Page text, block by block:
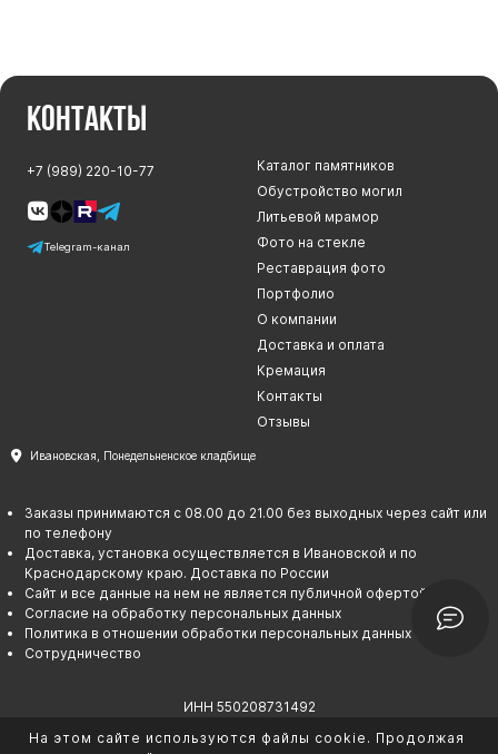
Скульптуры в полный рост
Скульптуры "Ангел" литиевые
Барельефы
Кресты
Голуби
Распятие
Контакты
+7 (989) 220-10-77
Telegram-канал
Каталог памятников
Обустройство могил
Литьевой мрамор
Фото на стекле
Реставрация фото
Портфолио
О компании
Доставка и оплата
Кремация
Контакты
Отзывы
Ивановская, Понедельненское кладбище
Заказы принимаются с 08.00 до 21.00 без выходных через сайт или
по телефону
Доставка, установка осуществляется в Ивановской и по
Краснодарскому краю. Доставка по России
Сайт и все данные на нем не является публичной офертой
Согласие на обработку персональных данных
Политика в отношении обработки персональных данных
Сотрудничество
© Гарант памяти. 2026
ИНН 550208731492
На этом сайте используются файлы cookie. Продолжая